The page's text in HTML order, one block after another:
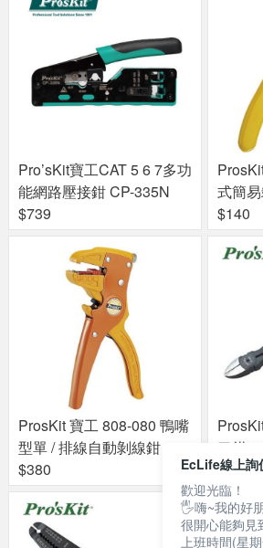
Pro’sKit寶工CAT 5 6 7多功
能網路壓接鉗 CP-335N
$739
式簡
$140
ProsKit 寶工 808-080 鴨嘴
型單 / 排線自動剝線鉗
$380
口鉗
$219
EcLife線上詢
歡迎光臨！
🖐嗨~我的好
很開心能夠見
上班時間(星